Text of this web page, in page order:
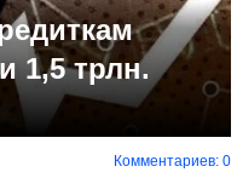
1,5 трлн.
Комментариев: 0